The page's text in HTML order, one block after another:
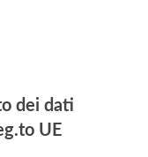
dei dati
UE